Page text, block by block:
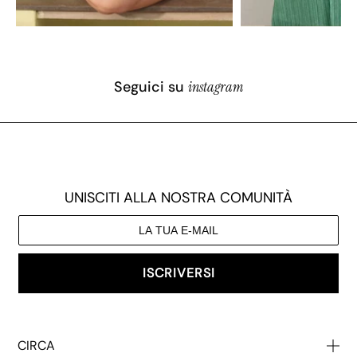
Seguici su instagram
UNISCITI ALLA NOSTRA COMUNITÀ
ISCRIVERSI
CIRCA